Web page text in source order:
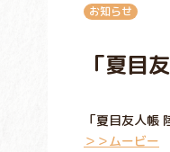
お知らせ
「夏目
「夏目友人帳
＞＞ムービー